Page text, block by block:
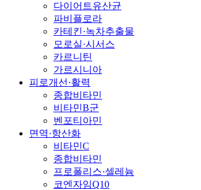
다이어트유산균
파비플로라
카테킨·녹차추출물
모로실·시서스
카르니틴
가르시니아
피로개선·활력
종합비타민
비타민B군
벤포티아민
면역·항산화
비타민C
종합비타민
프로폴리스·셀레늄
코엔자임Q10